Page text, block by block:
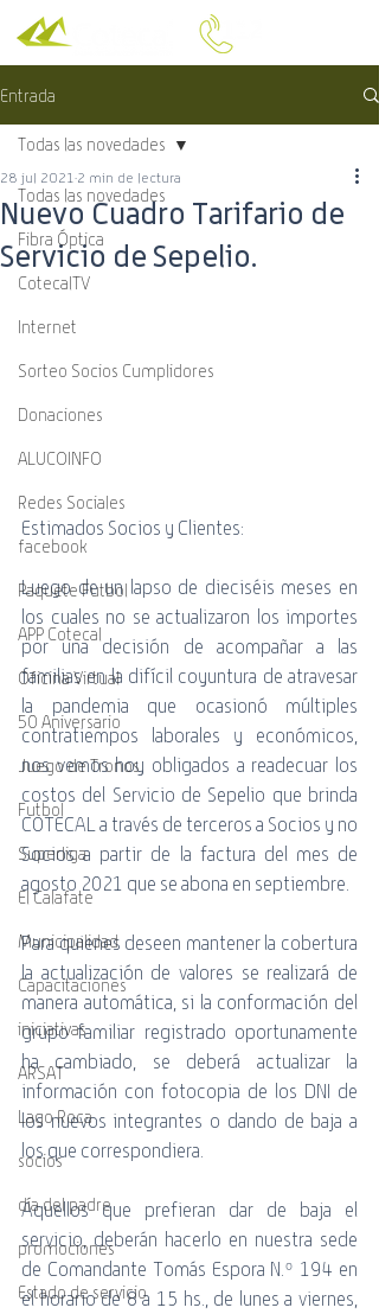
Entrada
Todas las novedades
Fibra Óptica
CotecalTV
Internet
Sorteo Socios Cumplidores
Donaciones
ALUCOINFO
Redes Sociales
facebook
Paquete Futbol
APP Cotecal
Oficina Virtual
50 Aniversario
Juego de Tronos
Futbol
Superliga
El Calafate
Municipalidad
Capacitaciones
iniciativas
ARSAT
Lago Roca
socios
día del padre
promociones
Estado de servicio
Todas las novedades
Nuevo Cuadro Tarifario de
Servicio de Sepelio.
28 jul 2021 2 min de lectura
Estimados Socios y Clientes:
Luego de un lapso de dieciséis meses en
los cuales no se actualizaron los importes
por una decisión de acompañar a las
familias en la difícil coyuntura de atravesar
la pandemia que ocasionó múltiples
contratiempos laborales y económicos,
nos vemos hoy obligados a readecuar los
costos del Servicio de Sepelio que brinda
COTECAL a través de terceros a Socios y no
Socios a partir de la factura del mes de
agosto 2021 que se abona en septiembre.
Para quienes deseen mantener la cobertura
la actualización de valores se realizará de
manera automática, si la conformación del
grupo familiar registrado oportunamente
ha cambiado, se deberá actualizar la
información con fotocopia de los DNI de
los nuevos integrantes o dando de baja a
los que correspondiera.
Aquellos que prefieran dar de baja el
servicio, deberán hacerlo en nuestra sede
de Comandante Tomás Espora N.º 194 en
el horario de 8 a 15 hs., de lunes a viernes,